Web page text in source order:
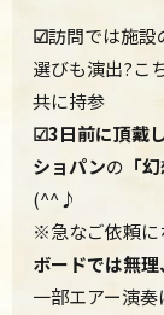
☑訪問では施設
選びも演出?こ
共に持参
☑3日前に頂戴
ショパンの 「
(^^♪
※急なご依頼
ボードでは無
一部エアー演